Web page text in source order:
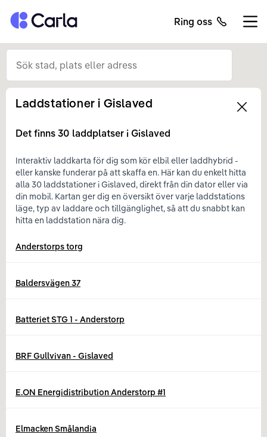
Tillbaka till startsidan Ring oss
Left
Laddstationer i Gislaved
Det finns 30 laddplatser i Gislaved
Interaktiv laddkarta för dig som kör elbil eller laddhybrid -
eller kanske funderar på att skaffa en. Här kan du enkelt hitta
alla 30 laddstationer i Gislaved, direkt från din dator eller via
din mobil. Kartan ger dig en översikt över varje laddstations
läge, typ av laddare och tillgänglighet, så att du snabbt kan
hitta en laddstation nära dig.
Anderstorps torg
Baldersvägen 37
Batteriet STG 1 - Anderstorp
BRF Gullvivan - Gislaved
E.ON Energidistribution Anderstorp #1
Elmacken Smålandia